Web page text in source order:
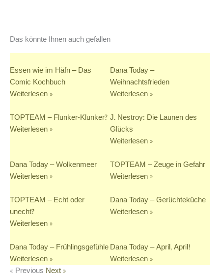
Das könnte Ihnen auch gefallen
Essen wie im Häfn – Das
Comic Kochbuch
Weiterlesen »
Dana Today –
Weihnachtsfrieden
Weiterlesen »
TOPTEAM – Flunker-Klunker?
Weiterlesen »
J. Nestroy: Die Launen des
Glücks
Weiterlesen »
Dana Today – Wolkenmeer
Weiterlesen »
TOPTEAM – Zeuge in Gefahr
Weiterlesen »
TOPTEAM – Echt oder
unecht?
Weiterlesen »
Dana Today – Gerüchteküche
Weiterlesen »
Dana Today – Frühlingsgefühle
Weiterlesen »
Dana Today – April, April!
Weiterlesen »
« Previous Next »